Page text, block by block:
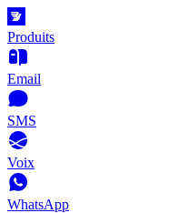
Produits
Email
SMS
Voix
WhatsApp